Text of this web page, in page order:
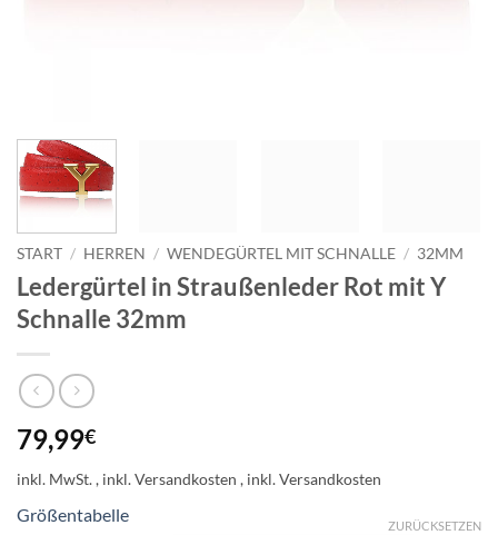
START / HERREN / WENDEGÜRTEL MIT SCHNALLE / 32MM
Ledergürtel in Straußenleder Rot mit Y
Schnalle 32mm
79,99€
inkl. MwSt.
Größentabelle
ZURÜCKSETZEN